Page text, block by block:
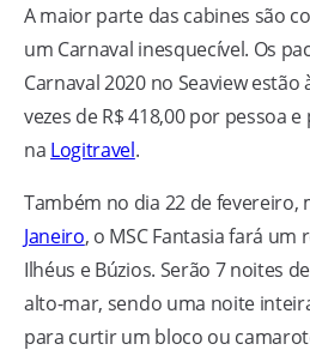
A maior parte das cabines são
um Carnaval inesquecível. Os
Carnaval 2020 no Seaview
vezes de R$ 418,00 por pessoa
na Logitravel.
Também no dia 22 de fevereiro,
Janeiro, o MSC Fantasia fará
Ilhéus e Búzios. Serão 7 noites
alto-mar, sendo uma noite
para curtir um bloco ou